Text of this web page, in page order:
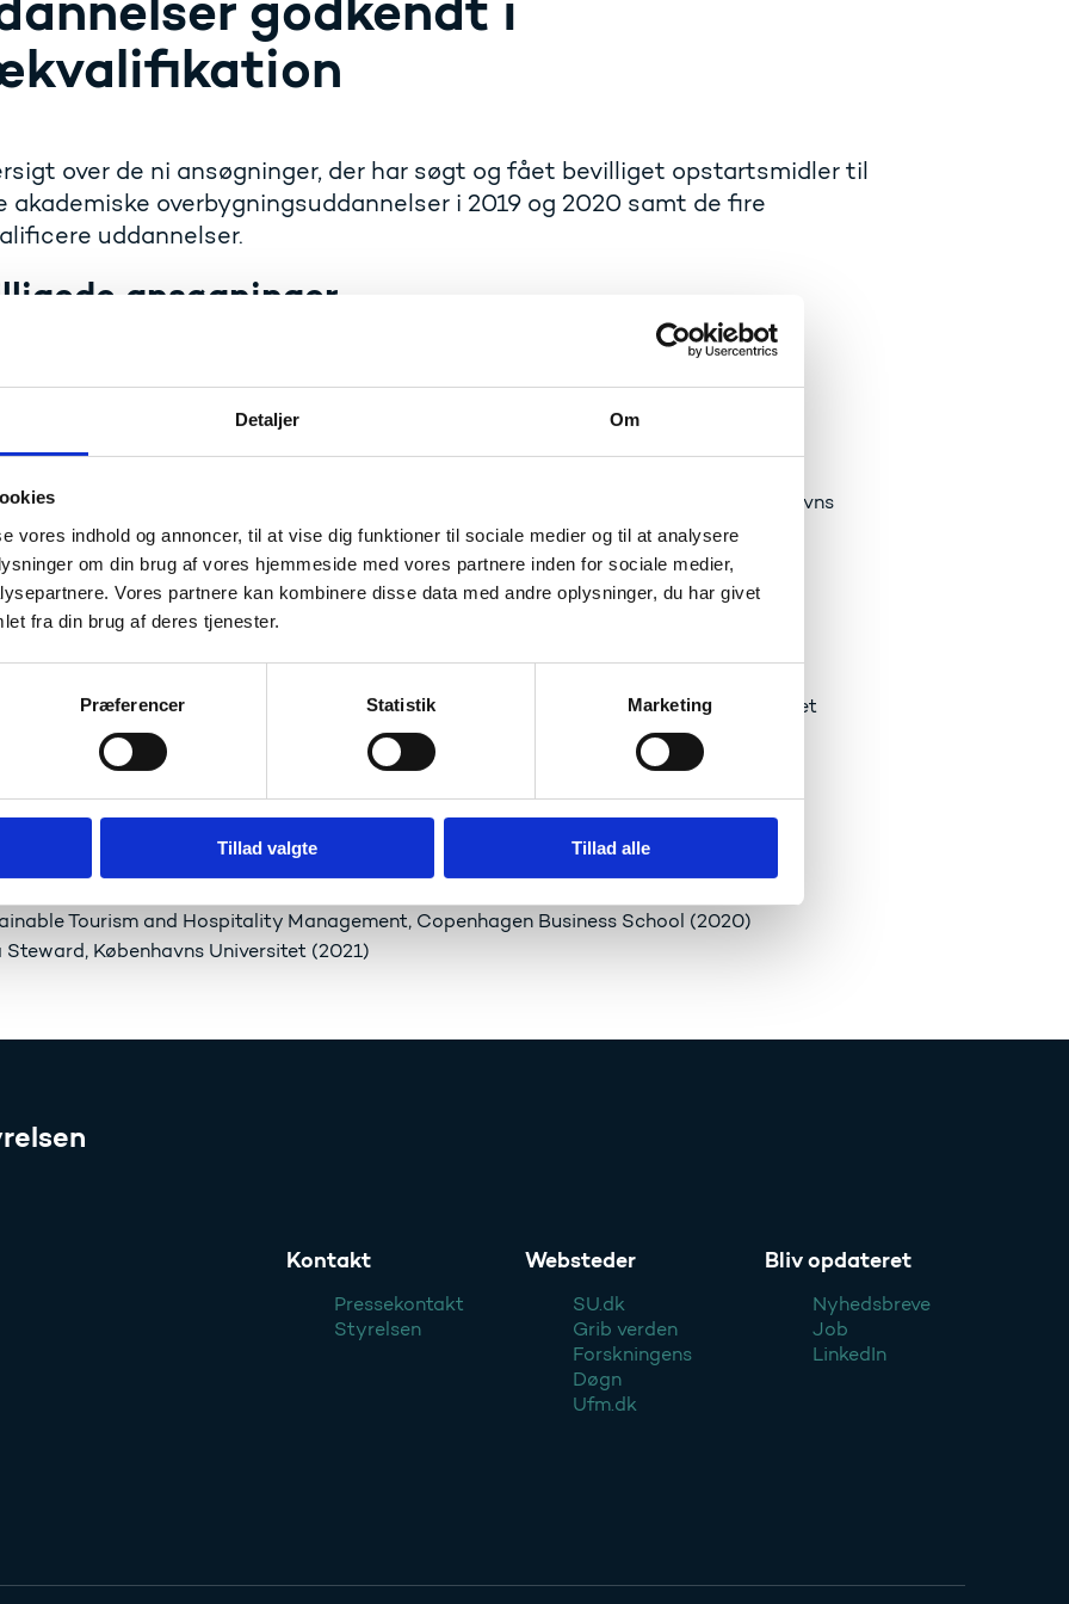
Detaljer Om
vores indhold og annoncer, til at vise dig funktioner til sociale medier og til at analysere
om din brug af vores hjemmeside med vores partnere inden for sociale medier,
Vores partnere kan kombinere disse data med andre oplysninger, du har givet
fra din brug af deres tjenester.
Præferencer Statistik Marketing
Tillad valgte Tillad alle
over de ni ansøgninger, der har søgt og fået bevilliget opstartsmidler til
akademiske overbygningsuddannelser i 2019 og 2020 samt de fire
uddannelser.
ansøgninger
naturbeskyttelse og naturgenopretning, Syddansk Universitet
Abrahamiske Religioner: jødedom, kristendom og islam i samspil og konflikt, Københavns
praksis. Bæredygtig innovation i det 21. århundrede, Københavns Universitet
Steward, Københavns Universitet
Tourism and Hospitality Management, Copenhagen Business School
Samfund og Institutioner/Justice, Society and Institutions, Syddansk Universitet
Business Practice, Syddansk Universitet
uddannelser
og forvaltning, Syddansk Universitet (2020)
Tourism and Hospitality Management, Copenhagen Business School (2020)
Steward, Københavns Universitet (2021)
Kontakt
Pressekontakt
Styrelsen
Websteder
SU.dk
Grib verden
Forskningens
Døgn
Ufm.dk
Bliv opdateret
Nyhedsbreve
Job
LinkedIn